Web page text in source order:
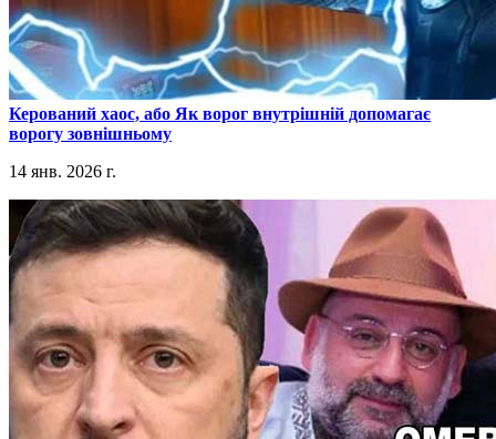
​Керований хаос, або Як ворог внутрішній допомагає
ворогу зовнішньому
14 янв. 2026 г.